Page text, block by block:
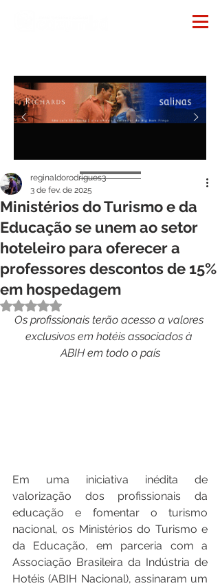
Ministérios do Turismo e da
Educação se unem ao setor
hoteleiro para oferecer a
professores descontos de 15%
em hospedagem
reginaldorodrigues3
3 de fev. de 2025
Avaliado com NaN de 5 estrelas.
Os profissionais terão acesso a valores
exclusivos em hotéis associados à
ABIH em todo o país
Em uma iniciativa inédita de
valorização dos profissionais da
educação e fomentar o turismo
nacional, os Ministérios do Turismo e
da Educação, em parceria com a
Associação Brasileira da Indústria de
Hotéis (ABIH Nacional), assinaram um